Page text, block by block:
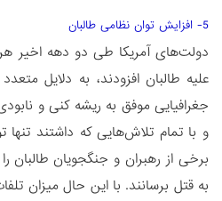
5- افزایش توان نظامی طالبان
دولت‌های آمریکا طی دو دهه اخیر
علیه طالبان افزودند، به دلایل
جغرافیایی موفق به ریشه کنی و
و با تمام تلاش‌هایی که داشتند
برخی از رهبران و جنگجویان طالبان
به قتل برسانند. با این حال میزان